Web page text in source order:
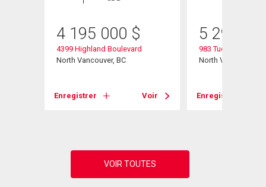
4 195 000 $
4399 Highland Boulevard
North Vancouver, BC
Enregistrer Voir
5 299
983 Tudor Avenue
North Vancouver,
Enregistrer